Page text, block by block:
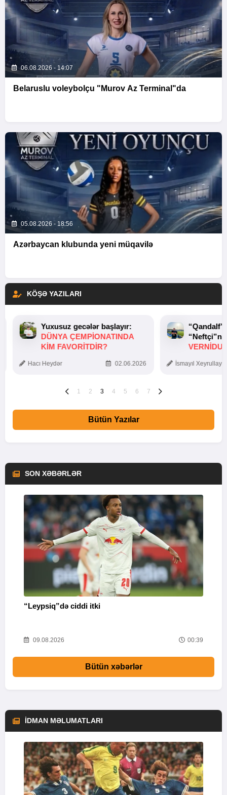
06.08.2026 - 14:07
Belaruslu voleybolçu "Murov Az Terminal"da
05.08.2026 - 18:56
Azərbaycan klubunda yeni müqavilə
KÖŞƏ YAZILARI
Yuxusuz gecələr başlayır:
DÜNYA ÇEMPIONATINDA
KIM FAVORITDIR?
Hacı Heydər 02.06.2026 İsmayıl
1 2 3 4 5 6 7
Bütün Yazılar
SON XƏBƏRLƏR
“Leypsiq”də ciddi itki
09.08.2026 00:39
Bütün xəbərlər
İDMAN MƏLUMATLARI